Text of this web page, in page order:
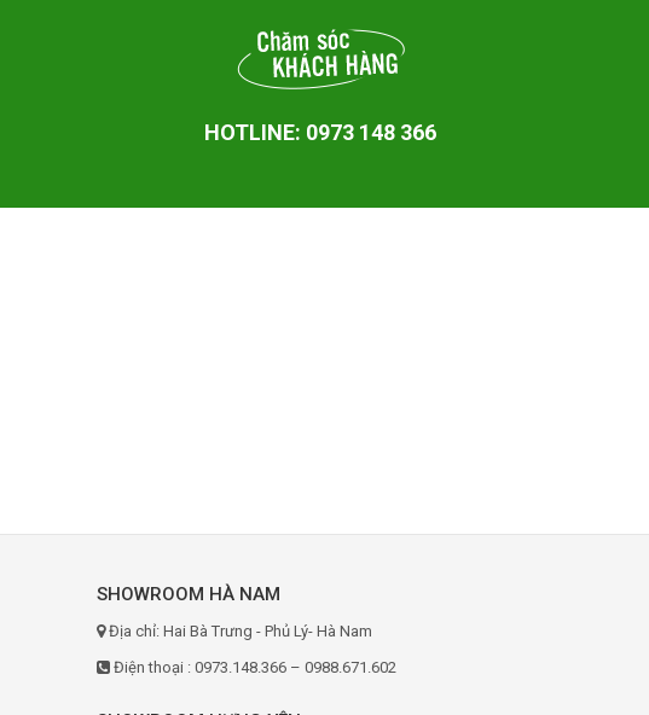
HOTLINE: 0973 148 366
SHOWROOM HÀ NAM
Địa chỉ: Hai Bà Trưng - Phủ Lý- Hà Nam
Điện thoại : 0973.148.366 – 0988.671.602